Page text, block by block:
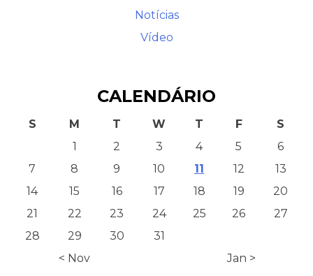
Notícias
Vídeo
CALENDÁRIO
S M T W T F
S
1
2 3 4 5
6
7
8 9 10 11 12
13
14
15 16 17 18 19
20
21
22 23 24 25 26
27
28
29 30
31
< Nov
Jan >